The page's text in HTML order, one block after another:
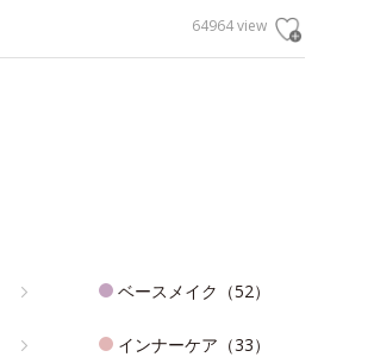
64964 view
ベースメイク（52）
インナーケア（33）